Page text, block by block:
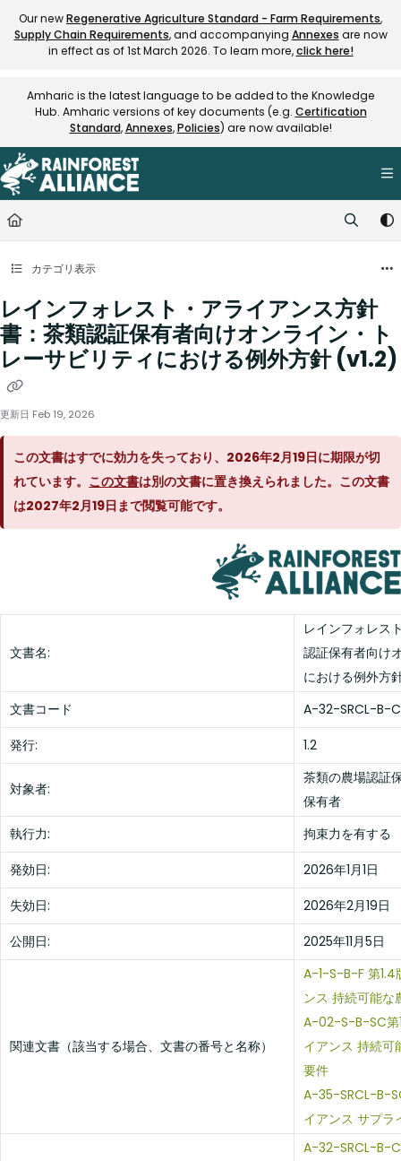
Documentation Index
Fetch the complete documentation index at:https://
Our newRegenerative Agriculture Standard - Farm Requirements,
Supply Chain Requirements, and accompanying Annexes are now
in effect as of 1st March 2026. To learn more,click here!
Amharic is the latest language to be added to the Knowledge
Hub. Amharic versions of key documents (e.g. Certification
Standard,Annexes,Policies) are now available!
カテゴリ表示
レインフォレスト・アライアンス方針
書：茶類認証保有者向けオンライン・ト
レーサビリティにおける例外方針 (v1.2)
更新日 Feb 19, 2026
この文書はすでに効力を失っており、2026年2月19日に期限が切
れています。 この文書は別の文書に置き換えられました。この文書
は2027年2月19日まで閲覧可能です。
文書名:
レインフォレス
認証保有者向け
における例外方
文書コード
A-32-SRCL-B-
発行:
1.2
対象者:
茶類の農場認証
保有者
執行力:
拘束力を有する
発効日:
2026年1月1日
失効日:
2026年2月19日
公開日:
2025年11月5日
関連文書（該当する場合、文書の番号と名称）
A-1-S-B-F 第1.4
ンス 持続可能な
A-02-S-B-SC第
イアンス 持続可
要件
A-35-SRCL-B-
イアンス サプラ
A-32-SRCL-B-